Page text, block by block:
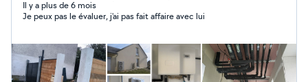
Il y a plus de 6 mois
Je peux pas le évaluer, j'ai pas fait affaire avec lui